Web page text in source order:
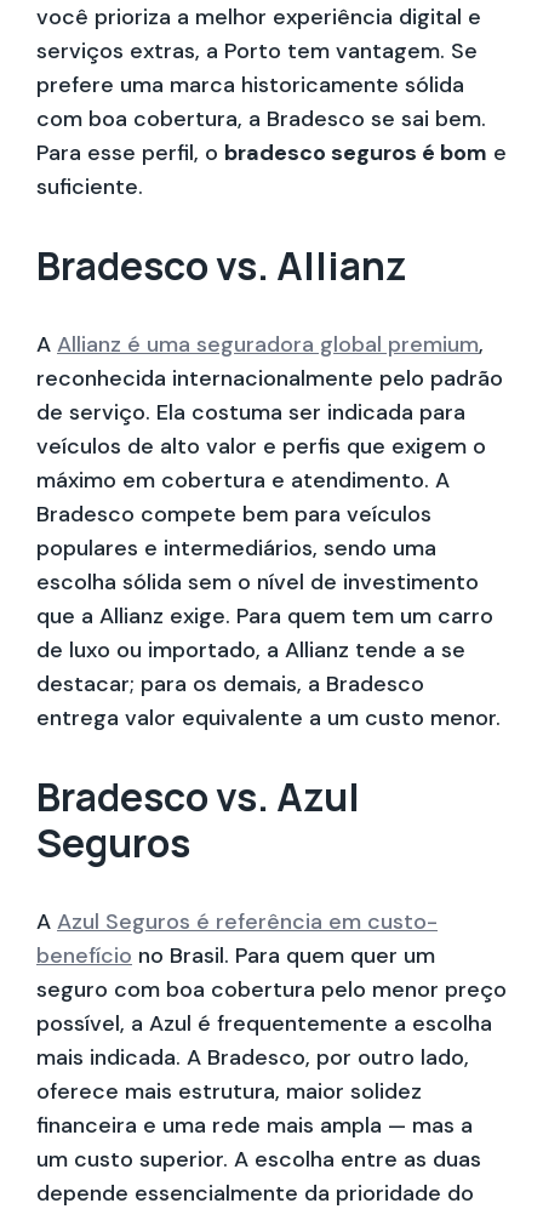
você prioriza a melhor experiência digital e
serviços extras, a Porto tem vantagem. Se
prefere uma marca historicamente sólida
com boa cobertura, a Bradesco se sai bem.
Para esse perfil, o bradesco seguros é bom e
suficiente.
Bradesco vs. Allianz
A Allianz é uma seguradora global premium,
reconhecida internacionalmente pelo padrão
de serviço. Ela costuma ser indicada para
veículos de alto valor e perfis que exigem o
máximo em cobertura e atendimento. A
Bradesco compete bem para veículos
populares e intermediários, sendo uma
escolha sólida sem o nível de investimento
que a Allianz exige. Para quem tem um carro
de luxo ou importado, a Allianz tende a se
destacar; para os demais, a Bradesco
entrega valor equivalente a um custo menor.
Bradesco vs. Azul
Seguros
A Azul Seguros é referência em custo-
benefício no Brasil. Para quem quer um
seguro com boa cobertura pelo menor preço
possível, a Azul é frequentemente a escolha
mais indicada. A Bradesco, por outro lado,
oferece mais estrutura, maior solidez
financeira e uma rede mais ampla — mas a
um custo superior. A escolha entre as duas
depende essencialmente da prioridade do